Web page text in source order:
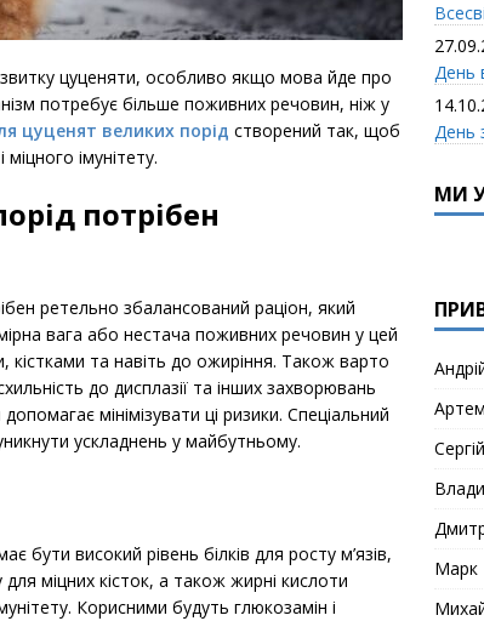
цуценяти, особливо якщо мова йде про
потребує більше поживних речовин, ніж у
цуценят великих порід створений так, щоб
імунітету.
потрібен
ретельно збалансований раціон, який
вага або нестача поживних речовин у цей
та навіть до ожиріння. Також варто
до дисплазії та інших захворювань
мінімізувати ці ризики. Спеціальний
ускладнень у майбутньому.
бути високий рівень білків для росту м’язів,
міцних кісток, а також жирні кислоти
Корисними будуть глюкозамін і
День
День
МИ У
Артем
Сергій
Марк